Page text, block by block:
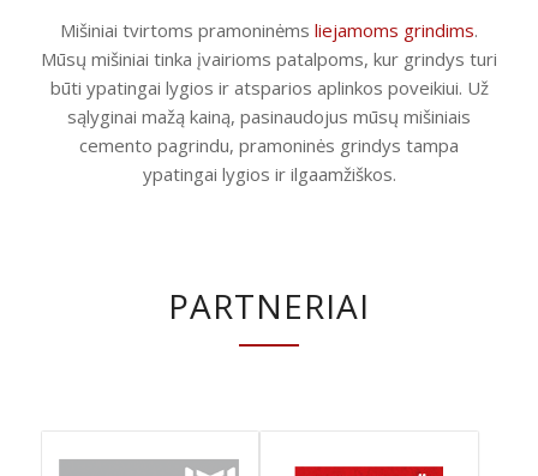
Mišiniai tvirtoms pramoninėms liejamoms grindims.
Mūsų mišiniai tinka įvairioms patalpoms, kur grindys turi
būti ypatingai lygios ir atsparios aplinkos poveikiui. Už
sąlyginai mažą kainą, pasinaudojus mūsų mišiniais
cemento pagrindu, pramoninės grindys tampa
ypatingai lygios ir ilgaamžiškos.
PARTNERIAI